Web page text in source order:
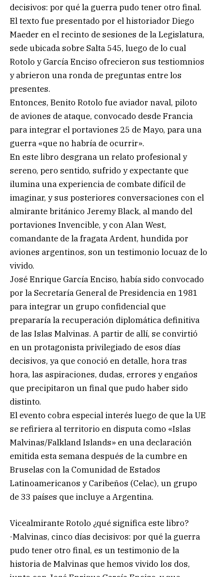
decisivos: por qué la guerra pudo tener otro final.
El texto fue presentado por el historiador Diego
Maeder en el recinto de sesiones de la Legislatura,
sede ubicada sobre Salta 545, luego de lo cual
Rotolo y García Enciso ofrecieron sus testiomnios
y abrieron una ronda de preguntas entre los
presentes.
Entonces, Benito Rotolo fue aviador naval, piloto
de aviones de ataque, convocado desde Francia
para integrar el portaviones 25 de Mayo, para una
guerra «que no habría de ocurrir».
En este libro desgrana un relato profesional y
sereno, pero sentido, sufrido y expectante que
ilumina una experiencia de combate difícil de
imaginar, y sus posteriores conversaciones con el
almirante británico Jeremy Black, al mando del
portaviones Invencible, y con Alan West,
comandante de la fragata Ardent, hundida por
aviones argentinos, son un testimonio locuaz de lo
vivido.
José Enrique García Enciso, había sido convocado
por la Secretaría General de Presidencia en 1981
para integrar un grupo confidencial que
prepararía la recuperación diplomática definitiva
de las Islas Malvinas. A partir de allí, se convirtió
en un protagonista privilegiado de esos días
decisivos, ya que conoció en detalle, hora tras
hora, las aspiraciones, dudas, errores y engaños
que precipitaron un final que pudo haber sido
distinto.
El evento cobra especial interés luego de que la UE
se refiriera al territorio en disputa como «Islas
Malvinas/Falkland Islands» en una declaración
emitida esta semana después de la cumbre en
Bruselas con la Comunidad de Estados
Latinoamericanos y Caribeños (Celac), un grupo
de 33 países que incluye a Argentina.
Vicealmirante Rotolo ¿qué significa este libro?
-Malvinas, cinco días decisivos: por qué la guerra
pudo tener otro final, es un testimonio de la
historia de Malvinas que hemos vivido los dos,